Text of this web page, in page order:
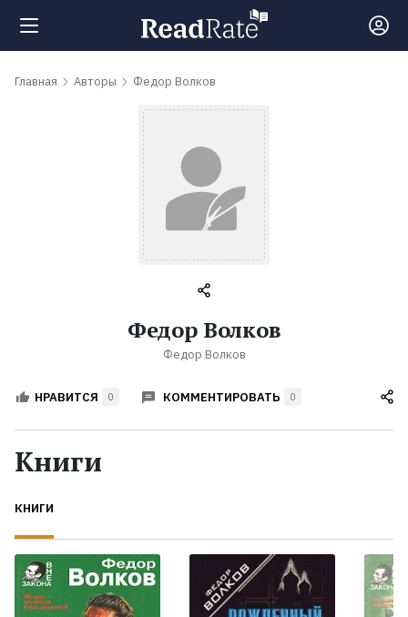
Поиск
обсуждаемые
Авторы
Жанры
Экранизации
Коллекции
Главная Авторы Федор Волков
Федор Волков
Федор Волков
НРАВИТСЯ 0 КОММЕНТИРОВАТЬ 0
Книги
КНИГИ